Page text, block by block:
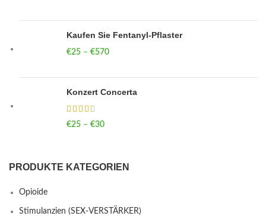
Kaufen Sie Fentanyl-Pflaster
€25 – €570
Konzert Concerta
€25 – €30
PRODUKTE KATEGORIEN
Opioide
Stimulanzien (SEX-VERSTÄRKER)